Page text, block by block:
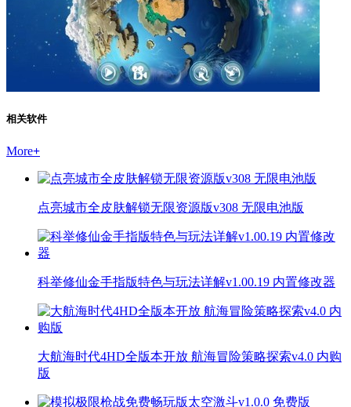
相关软件
More+
点亮城市全皮肤解锁无限资源版v308 无限电池版
科举修仙金手指版特色与玩法详解v1.00.19 内置修改器
大航海时代4HD全版本开放 航海冒险策略探索v4.0 内购
版